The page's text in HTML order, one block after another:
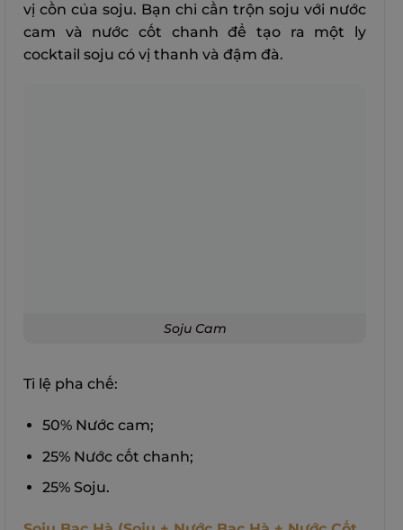
vị cồn của soju. Bạn chỉ cần trộn soju với nước
cam và nước cốt chanh để tạo ra một ly
cocktail soju có vị thanh và đậm đà.
Soju Cam
Tỉ lệ pha chế:
50% Nước cam;
25% Nước cốt chanh;
25% Soju.